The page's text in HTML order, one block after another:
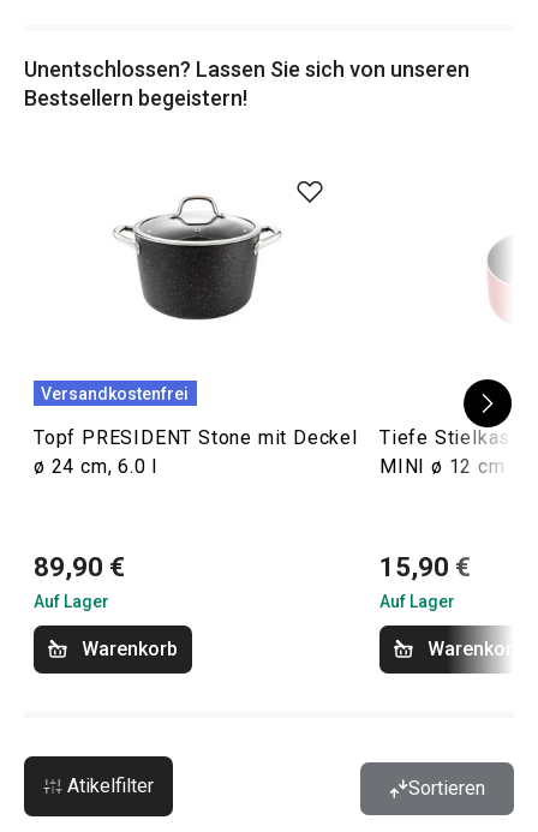
Unentschlossen? Lassen Sie sich von unseren
Bestsellern begeistern!
Versandkostenfrei
Topf PRESIDENT Stone mit Deckel
ø 24 cm, 6.0 l
89,90 €
Auf Lager
Warenkorb
Tiefe
MINI ø 12 cm
15,90 €
Auf Lager
Warenkorb
Atikelfilter Sortieren